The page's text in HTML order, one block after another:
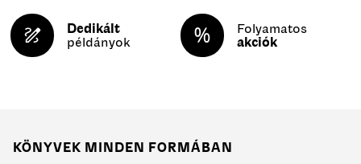
Dedikált
példányok
Folyamatos
akciók
KÖNYVEK MINDEN FORMÁBAN